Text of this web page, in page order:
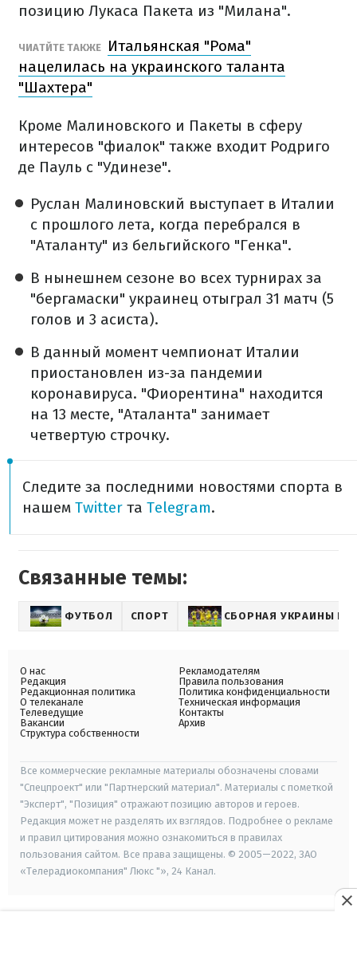
позицию Лукаса Пакета из "Милана".
ЧИАТЙТЕ ТАКЖЕ
Итальянская "Рома"
нацелилась на украинского таланта
"Шахтера"
Кроме Малиновского и Пакеты в сферу
интересов "фиалок" также входит Родриго
де Пауль с "Удинезе".
Руслан Малиновский выступает в Италии
с прошлого лета, когда перебрался в
"Аталанту" из бельгийского "Генка".
В нынешнем сезоне во всех турнирах за
"бергамаски" украинец отыграл 31 матч (5
голов и 3 асиста).
В данный момент чемпионат Италии
приостановлен из-за пандемии
коронавируса. "Фиорентина" находится
на 13 месте, "Аталанта" занимает
четвертую строчку.
Следите за последними новостями спорта в
нашем Twitter та Telegram.
Связанные темы:
ФУТБОЛ СПОРТ СБОРНАЯ УКРАИНЫ
О нас
Редакция
Редакционная политика
О телеканале
Телеведущие
Вакансии
Структура собственности
Рекламодателям
Правила пользования
Политика конфиденциальности
Техническая информация
Контакты
Архив
Все коммерческие рекламные материалы обозначены словами
"Спецпроект" или "Партнерский материал". Материалы с пометкой
"Эксперт", "Позиция" отражают позицию авторов и героев.
Редакция может не разделять их взглядов. Подробнее о рекламе
и правил цитирования можно ознакомиться в правилах
пользования сайтом. Все права защищены. © 2005—2022, ЗАО
«Телерадиокомпания" Люкс "», 24 Канал.